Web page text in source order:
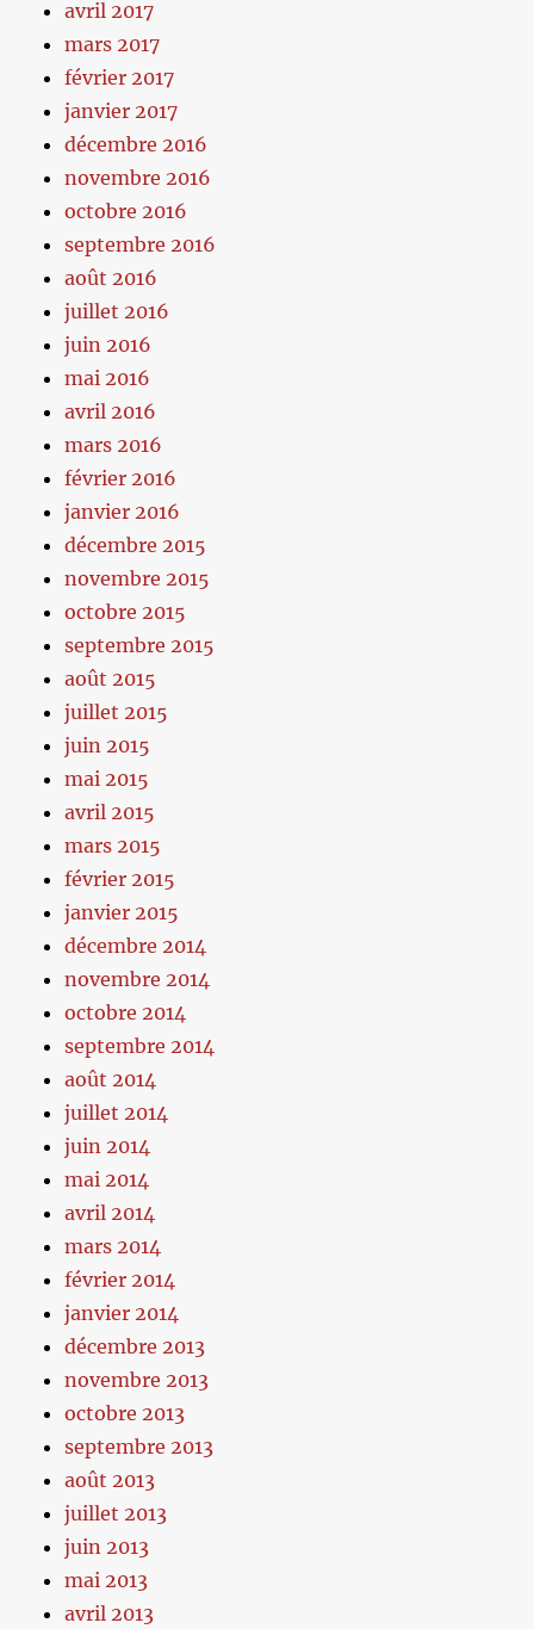
avril 2017
mars 2017
février 2017
janvier 2017
décembre 2016
novembre 2016
octobre 2016
septembre 2016
août 2016
juillet 2016
juin 2016
mai 2016
avril 2016
mars 2016
février 2016
janvier 2016
décembre 2015
novembre 2015
octobre 2015
septembre 2015
août 2015
juillet 2015
juin 2015
mai 2015
avril 2015
mars 2015
février 2015
janvier 2015
décembre 2014
novembre 2014
octobre 2014
septembre 2014
août 2014
juillet 2014
juin 2014
mai 2014
avril 2014
mars 2014
février 2014
janvier 2014
décembre 2013
novembre 2013
octobre 2013
septembre 2013
août 2013
juillet 2013
juin 2013
mai 2013
avril 2013